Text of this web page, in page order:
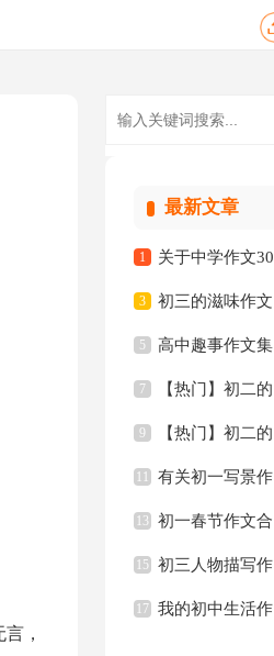
，
最新文章
1 关于中学作文
字三篇
3 初三的滋味作文
锦集十篇
5 高中趣事作文集
合6篇
7 【热门】初二的
生活作文集合6篇
9 【热门】初二的
我的作文汇编七篇
11 有关初一写景作
文300字4篇
13 初一春节作文合
集八篇
15 初三人物描写作
文3篇
17 我的初中生活作